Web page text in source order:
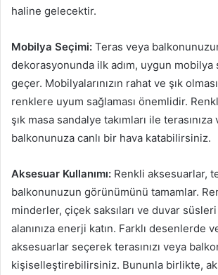
haline gelecektir.
Mobilya Seçimi: Teras veya
dekorasyonunda ilk adım, uygun mobilya
geçer. Mobilyalarınızın rahat ve şık
renklere uyum sağlaması önemlidir.
şık masa sandalye takımları ile terasınıza
balkonunuza canlı bir hava katabilirsiniz.
Aksesuar Kullanımı: Renkli aksesuarlar,
balkonunuzun görünümünü tamamlar.
minderler, çiçek saksıları ve duvar
alanınıza enerji katın. Farklı desenlerde
aksesuarlar seçerek terasınızı veya
kişiselleştirebilirsiniz. Bununla birlikte,